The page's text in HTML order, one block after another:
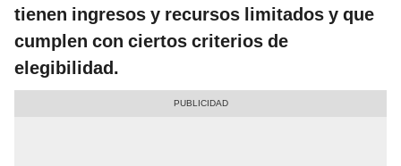
tienen ingresos y recursos limitados y que
cumplen con ciertos criterios de
elegibilidad.